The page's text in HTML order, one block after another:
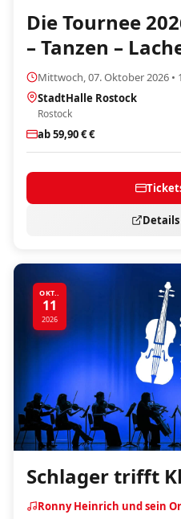
Die Tournee
– Tanzen –
Mittwoch, 07. Oktober 2026 •
StadtHalle Rostock
Rostock
ab 59,90 € €
OKT..
11
2026
Schlager trifft
Ronny Heinrich und sein